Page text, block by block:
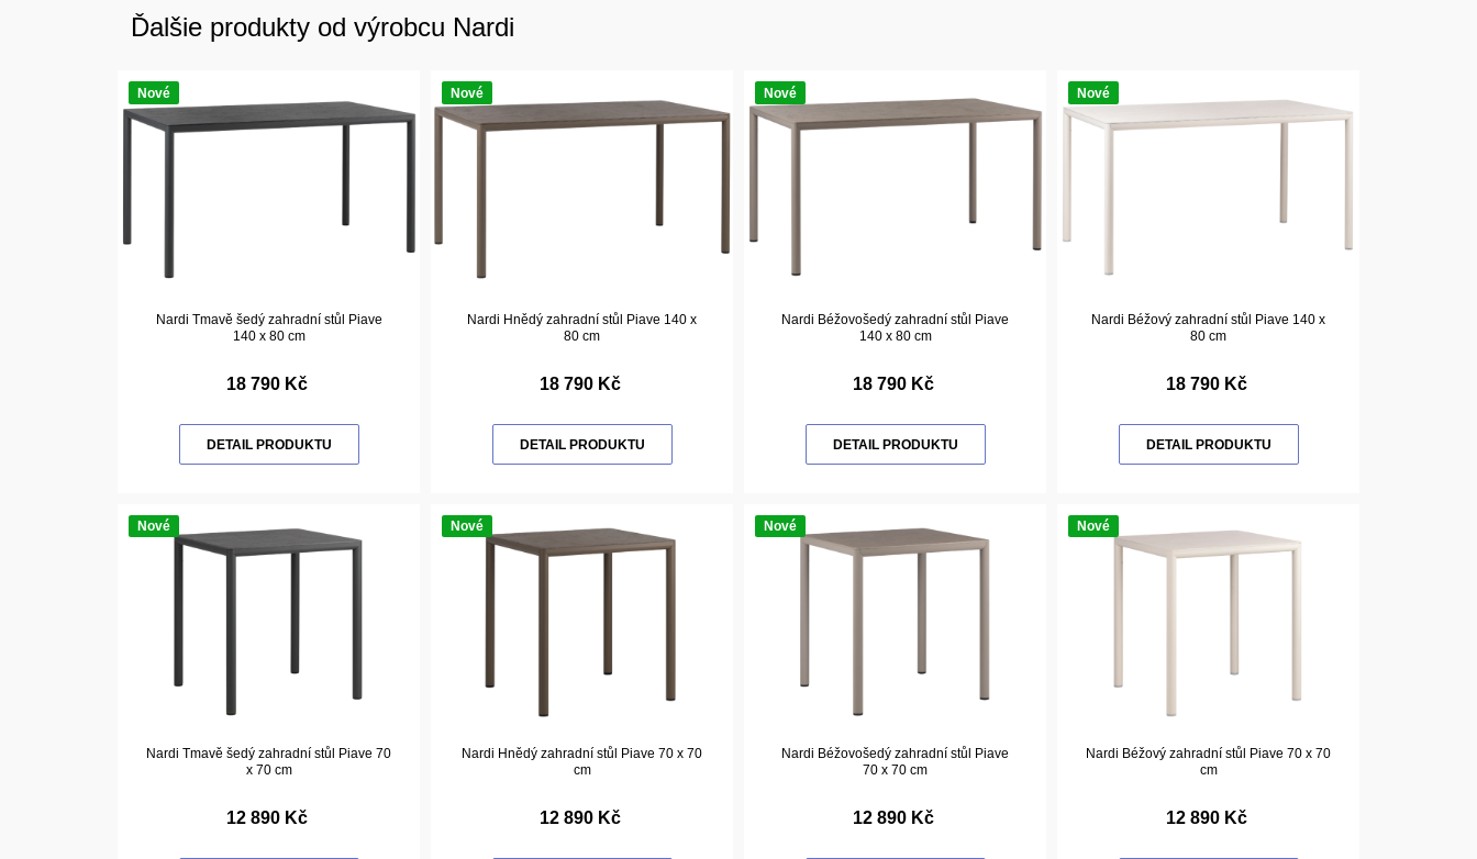
Ďalšie produkty od výrobcu Nardi
Nové
Nardi Tmavě šedý zahradní stůl Piave
140 x 80 cm
18 790 Kč
DETAIL PRODUKTU
Nové
Nardi Hnědý zahradní stůl Piave 140 x
80 cm
18 790 Kč
DETAIL PRODUKTU
Nové
Nardi Béžovošedý zahradní stůl Piave
140 x 80 cm
18 790 Kč
DETAIL PRODUKTU
Nové
Nardi Béžový zahradní stůl Piave 140 x
80 cm
18 790 Kč
DETAIL PRODUKTU
Nové
Nardi Tmavě šedý zahradní stůl Piave 70
x 70 cm
12 890 Kč
Nové
Nardi Hnědý zahradní stůl Piave 70 x 70
cm
12 890 Kč
Nové
Nardi Béžovošedý zahradní stůl Piave
70 x 70 cm
12 890 Kč
Nové
Nardi Béžový zahradní stůl Piave 70 x 70
cm
12 890 Kč